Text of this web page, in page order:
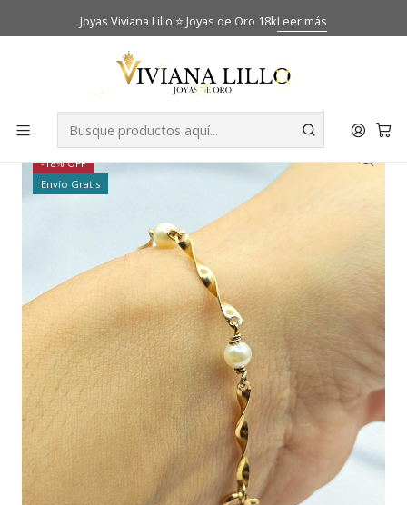
Joyas Viviana Lillo ⭐ Joyas de Oro 18kLeer más
Inicio Catálogo
Pulsera entrelazada con perlas cultivadas Oro 18k
-18% OFF
Envío Gratis